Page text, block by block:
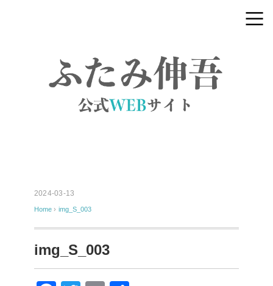
2024-03-13
Home › img_S_003
img_S_003